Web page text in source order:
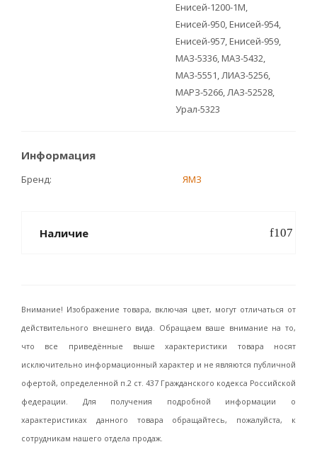
Енисей-1200-1М,
Енисей-950, Енисей-954,
Енисей-957, Енисей-959,
МАЗ-5336, МАЗ-5432,
МАЗ-5551, ЛИАЗ-5256,
МАРЗ-5266, ЛАЗ-52528,
Урал-5323
Информация
Бренд ЯМЗ
Наличие
Внимание! Изображение товара, включая цвет, могут отличаться от
действительного внешнего вида. Обращаем ваше внимание на то,
что все приведённые выше характеристики товара носят
исключительно информационный характер и не являются публичной
офертой, определенной п.2 ст. 437 Гражданского кодекса Российской
федерации. Для получения подробной информации о
характеристиках данного товара обращайтесь, пожалуйста, к
сотрудникам нашего отдела продаж.